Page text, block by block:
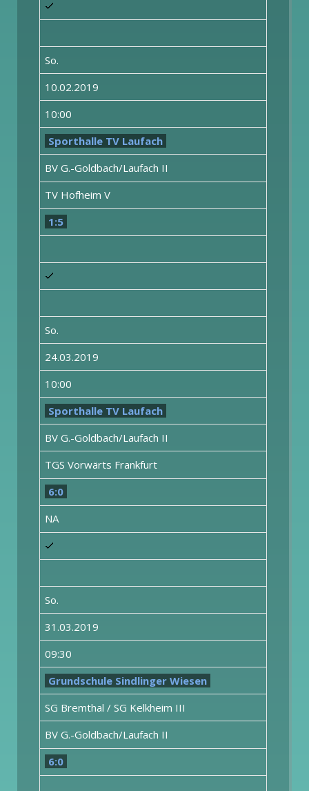
So.
10.02.2019
10:00
Sporthalle TV Laufach
BV G.-Goldbach/Laufach II
TV Hofheim V
1:5
So.
24.03.2019
10:00
Sporthalle TV Laufach
BV G.-Goldbach/Laufach II
TGS Vorwärts Frankfurt
6:0
NA
So.
31.03.2019
09:30
Grundschule Sindlinger Wiesen
SG Bremthal / SG Kelkheim III
BV G.-Goldbach/Laufach II
6:0